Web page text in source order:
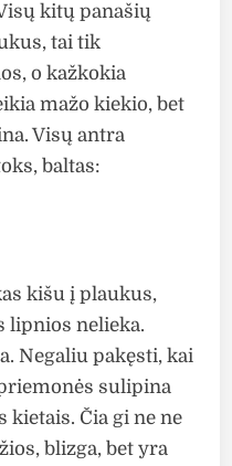
kitų panašių
tai tik
o kažkokia
mažo kiekio, bet
Visų antra
baltas:
kišu į plaukus,
lipnios nelieka.
Negaliu pakęsti, kai
sulipina
Čia gi ne ne
blizga, bet yra